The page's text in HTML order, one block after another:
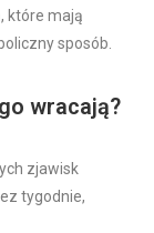
które mają
sposób.
wracają?
zjawisk
tygodnie,